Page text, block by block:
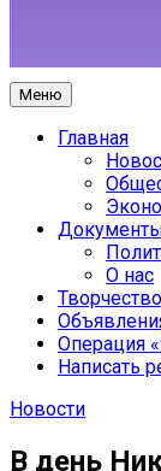
Меню
Главная
О нас
Операция
Написать
Новости
В день